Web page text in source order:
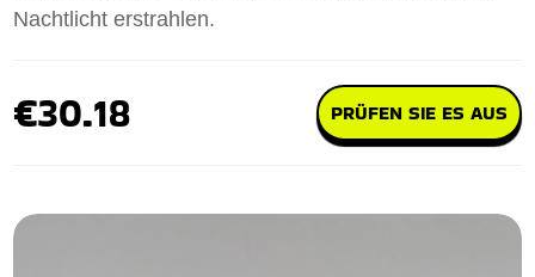
Nachtlicht erstrahlen.
€30.18 PRÜFEN SIE ES AUS